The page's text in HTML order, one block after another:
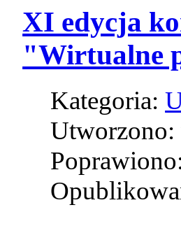
XI edycja
"Wirtualne
Kategoria:
Utworzono: